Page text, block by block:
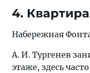
4.
Набережная
А. И. Тургенев
этаже, здесь